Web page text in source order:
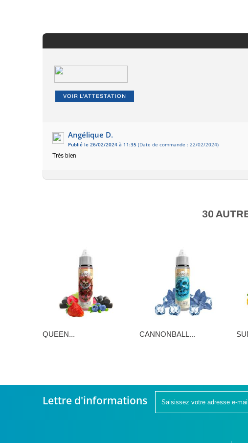
VOIR L'ATTESTATION
Angélique D.
Publié le 26/02/2024 à 11:35 (Date de commande : 22/02/2024)
Très bien
30
QUEEN... CANNONBALL...
Lettre d'informations